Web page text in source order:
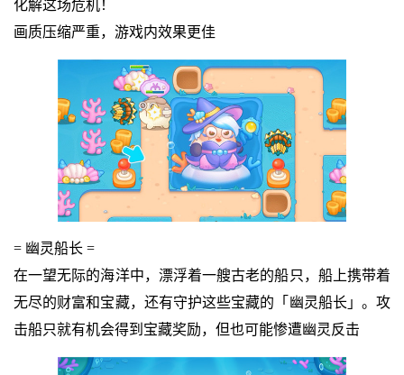
化解这场危机！
画质压缩严重，游戏内效果更佳
= 幽灵船长 =
在一望无际的海洋中，漂浮着一艘古老的船只，船上携带着
无尽的财富和宝藏，还有守护这些宝藏的「幽灵船长」。攻
击船只就有机会得到宝藏奖励，但也可能惨遭幽灵反击